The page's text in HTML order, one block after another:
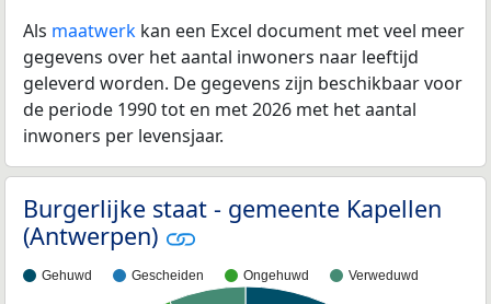
Als maatwerk kan een Excel document met veel meer
gegevens over het aantal inwoners naar leeftijd
geleverd worden. De gegevens zijn beschikbaar voor
de periode 1990 tot en met 2026 met het aantal
inwoners per levensjaar.
Burgerlijke staat - gemeente Kapellen
(Antwerpen)
Gehuwd Gescheiden Ongehuwd Verweduwd